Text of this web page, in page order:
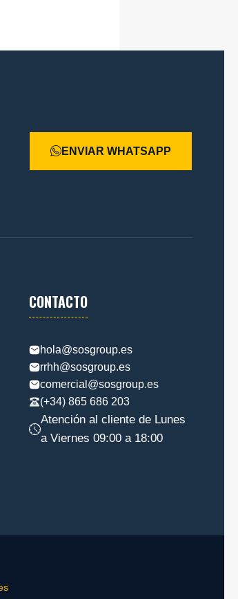
ENVIAR WHATSAPP
CONTACTO
hola@sosgroup.es
rrhh@sosgroup.es
comercial@sosgroup.es
(+34) 865 686 203
Atención al cliente de Lunes
a Viernes 09:00 a 18:00